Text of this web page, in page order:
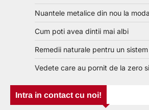
Nuantele metalice din nou la
Cum poti avea dintii mai albi
Remedii naturale pentru un
Vedete care au pornit de la zero
Intra in contact cu noi!